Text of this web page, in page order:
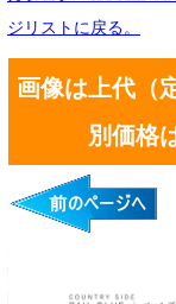
ジリストに戻る。
画像は上代（
別価格